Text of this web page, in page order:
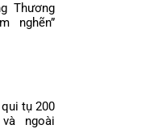
Thương
nghẽn”
tụ 200
ngoài